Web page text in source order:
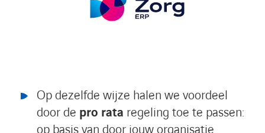
Op dezelfde wijze halen we voordeel
door de pro rata regeling toe te passen: